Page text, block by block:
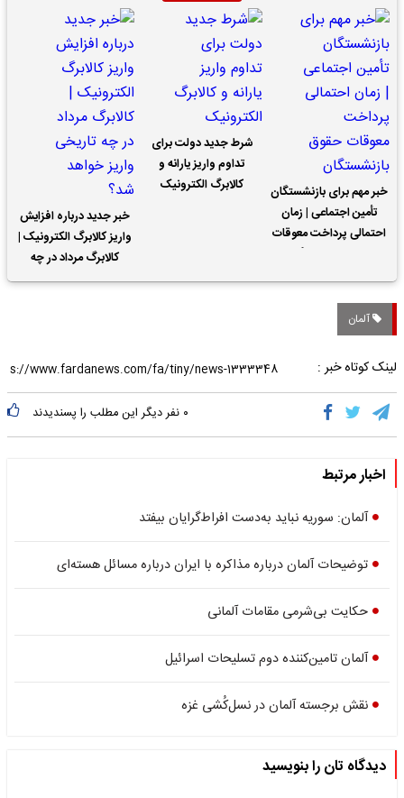
خبر مهم برای بازنشستگان
تأمین اجتماعی | زمان
احتمالی پرداخت معوقات
شرط جدید دولت برای
تداوم واریز یارانه و
کالابرگ الکترونیک
خبر جدید درباره افزایش
واریز کالابرگ الکترونیک |
کالابرگ مرداد در چه
تاریخی واریز خواهد شد؟
آلمان
لینک کوتاه خبر :
۰ نفر دیگر این مطلب را پسندیدند
اخبار مرتبط
آلمان: سوریه نباید به‌دست افراط‌گرایان بیفتد
توضیحات آلمان درباره مذاکره با ایران درباره مسائل هسته‌ای
حکایت بی‌شرمی مقامات آلمانی
آلمان تامین‌کننده دوم تسلیحات اسرائیل
نقش برجسته آلمان در نسل‌کُشی غزه
دیدگاه تان را بنویسید